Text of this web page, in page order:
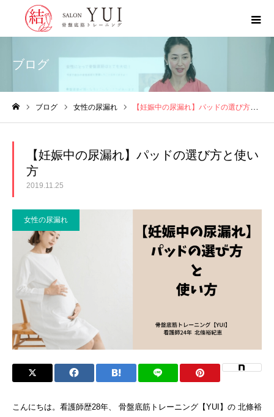
ブログ
ブログ 女性の尿漏れ 【妊娠中の尿漏れ】パッドの選び方と使い方
【妊娠中の尿漏れ】パッドの選び方と使い
方
2019.11.25
女性の尿漏れ
こんにちは。看護師歴28年、 骨盤底筋トレーニング【YUI】の 北條裕